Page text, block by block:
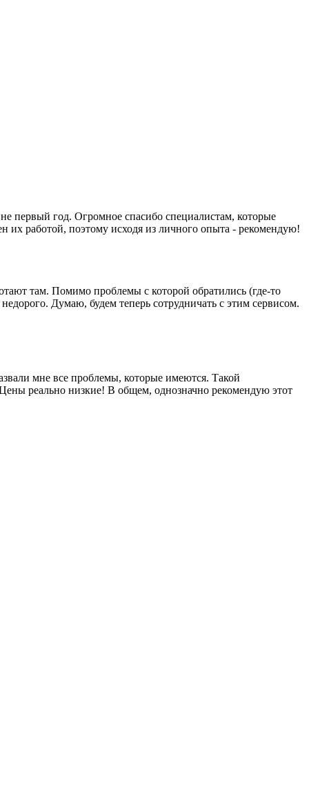
первый год. Огромное спасибо специалистам, которые
их работой, поэтому исходя из личного опыта - рекомендую!
там. Помимо проблемы с которой обратились (где-то
Думаю, будем теперь сотрудничать с этим сервисом.
мне все проблемы, которые имеются. Такой
реально низкие! В общем, однозначно рекомендую этот